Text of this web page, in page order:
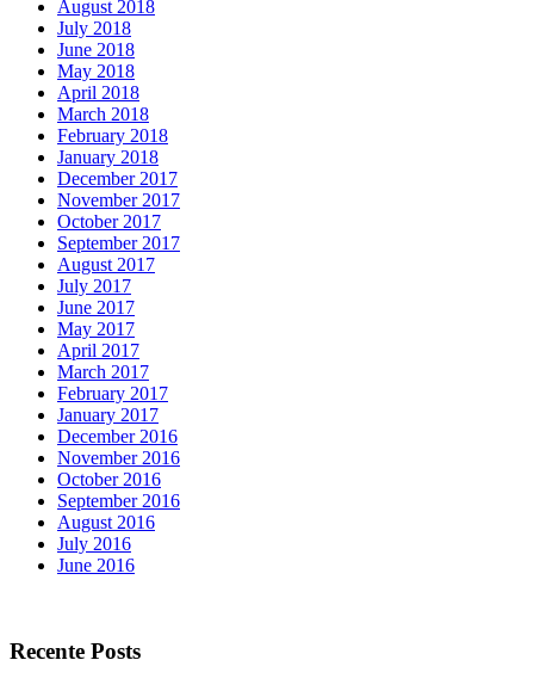
August 2018
July 2018
June 2018
May 2018
April 2018
March 2018
February 2018
January 2018
December 2017
November 2017
October 2017
September 2017
August 2017
July 2017
June 2017
May 2017
April 2017
March 2017
February 2017
January 2017
December 2016
November 2016
October 2016
September 2016
August 2016
July 2016
June 2016
Recente Posts